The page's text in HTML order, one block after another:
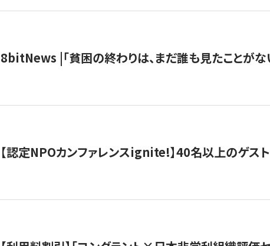
8bitNews |「貧困の終わりは、まだ誰も見たことが
【認定NPOカンファレンスignite!】40名以上のゲス